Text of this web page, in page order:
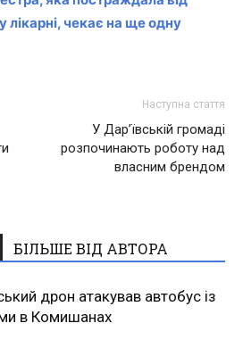
лікарні, чекає на ще одну
Наступна стаття
У Дар’ївській громаді
розпочинають роботу над
власним брендом
БІЛЬШЕ ВІД АВТОРА
дрон атакував автобус із
в Комишанах